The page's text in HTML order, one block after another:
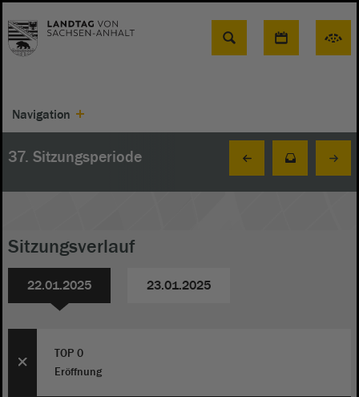
Suche
Navigation
37. Sitzungsperiode
Sitzungsverlauf
22.01.2025 23.01.2025
TOP 0
Eröffnung